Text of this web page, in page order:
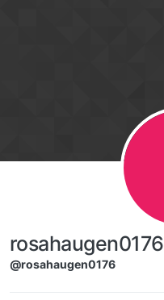
rosahaugen0176
@rosahaugen0176